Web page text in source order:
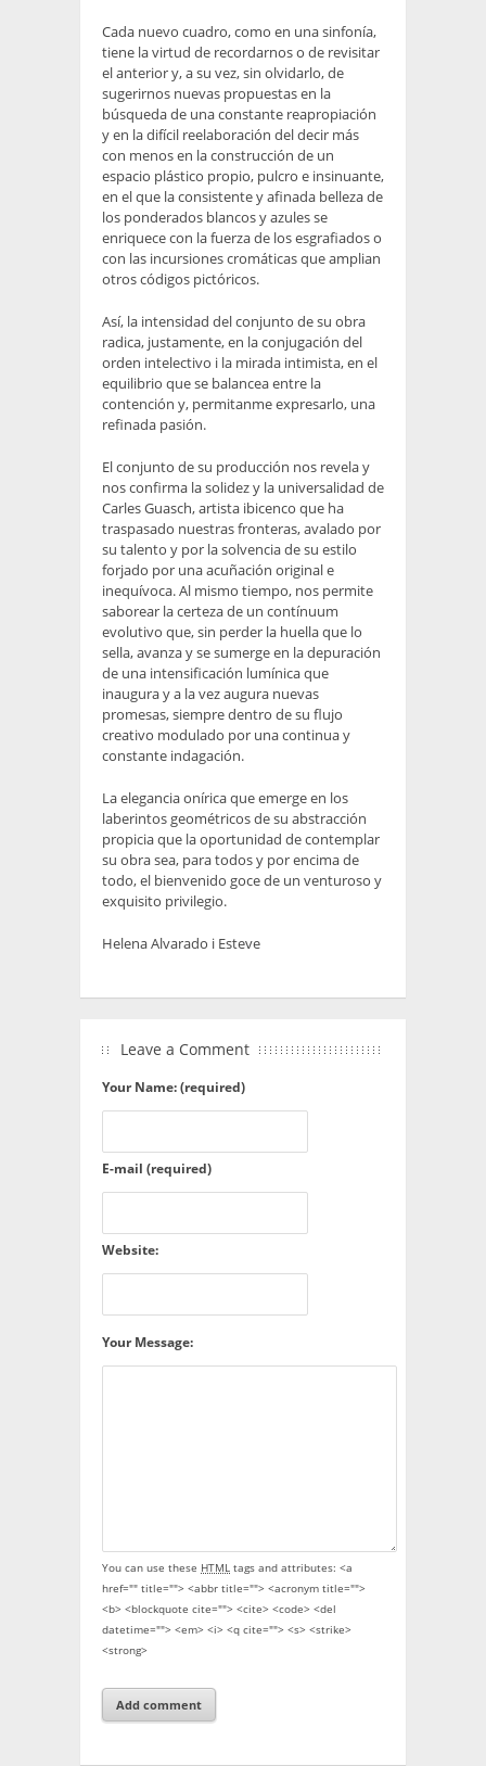
Cada nuevo cuadro, como en una sinfonía,
tiene la virtud de recordarnos o de revisitar
el anterior y, a su vez, sin olvidarlo, de
sugerirnos nuevas propuestas en la
búsqueda de una constante reapropiación
y en la difícil reelaboración del decir más
con menos en la construcción de un
espacio plástico propio, pulcro e insinuante,
en el que la consistente y afinada belleza de
los ponderados blancos y azules se
enriquece con la fuerza de los esgrafiados o
con las incursiones cromáticas que amplian
otros códigos pictóricos.
Así, la intensidad del conjunto de su obra
radica, justamente, en la conjugación del
orden intelectivo i la mirada intimista, en el
equilibrio que se balancea entre la
contención y, permitanme expresarlo, una
refinada pasión.
El conjunto de su producción nos revela y
nos confirma la solidez y la universalidad de
Carles Guasch, artista ibicenco que ha
traspasado nuestras fronteras, avalado por
su talento y por la solvencia de su estilo
forjado por una acuñación original e
inequívoca. Al mismo tiempo, nos permite
saborear la certeza de un contínuum
evolutivo que, sin perder la huella que lo
sella, avanza y se sumerge en la depuración
de una intensificación lumínica que
inaugura y a la vez augura nuevas
promesas, siempre dentro de su flujo
creativo modulado por una continua y
constante indagación.
La elegancia onírica que emerge en los
laberintos geométricos de su abstracción
propicia que la oportunidad de contemplar
su obra sea, para todos y por encima de
todo, el bienvenido goce de un venturoso y
exquisito privilegio.
Helena Alvarado i Esteve
Leave a Comment
Your Name: (required)
E-mail (required)
Website:
Your Message:
You can use these HTML tags and attributes: <a
href="" title=""> <abbr title=""> <acronym title="">
<b> <blockquote cite=""> <cite> <code> <del
datetime=""> <em> <i> <q cite=""> <s> <strike>
<strong>